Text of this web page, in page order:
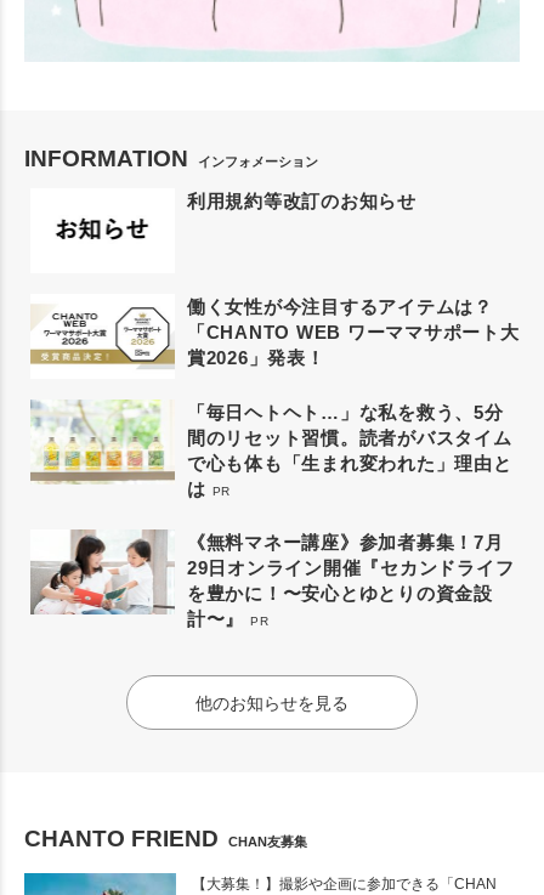
INFORMATION インフォメーション
利用規約等改訂のお知らせ
働く女性が今注目するアイテムは？
「CHANTO WEB ワーママサポート大
賞2026」発表！
「毎日ヘトヘト…」な私を救う、5分
間のリセット習慣。読者がバスタイム
で心も体も「生まれ変われた」理由と
は PR
《無料マネー講座》参加者募集！7月
29日オンライン開催『セカンドライフ
を豊かに！〜安心とゆとりの資金設
計〜』
PR
他のお知らせを見る
CHANTO FRIEND CHAN友募集
【大募集！】撮影や企画に参加できる「CHAN